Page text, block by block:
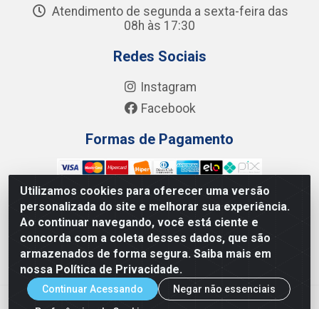
Utilizamos cookies para oferecer uma versão
personalizada do site e melhorar sua experiência.
Ao continuar navegando, você está ciente e
concorda com a coleta desses dados, que são
armazenados de forma segura. Saiba mais em
nossa Política de Privacidade.
Continuar Acessando
Negar não essenciais
Atendimento de segunda a sexta-feira das
08h às 17:30
Redes Sociais
Instagram
Facebook
Formas de Pagamento
Junco Industria e Comercio Ltda - R. Lineu Anterino
Mariano, 505 - Distrito Industrial, Uberlândia - MG CEP
38.402-346 - CNPJ: 66.312.653/0001-14